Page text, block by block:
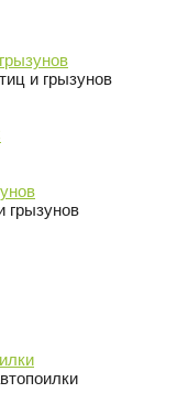
и грызунов
грызунов